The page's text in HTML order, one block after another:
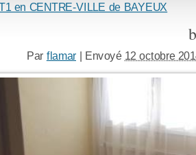
en CENTRE-VILLE de BAYEUX
Par flamar | Envoyé 12 octobre